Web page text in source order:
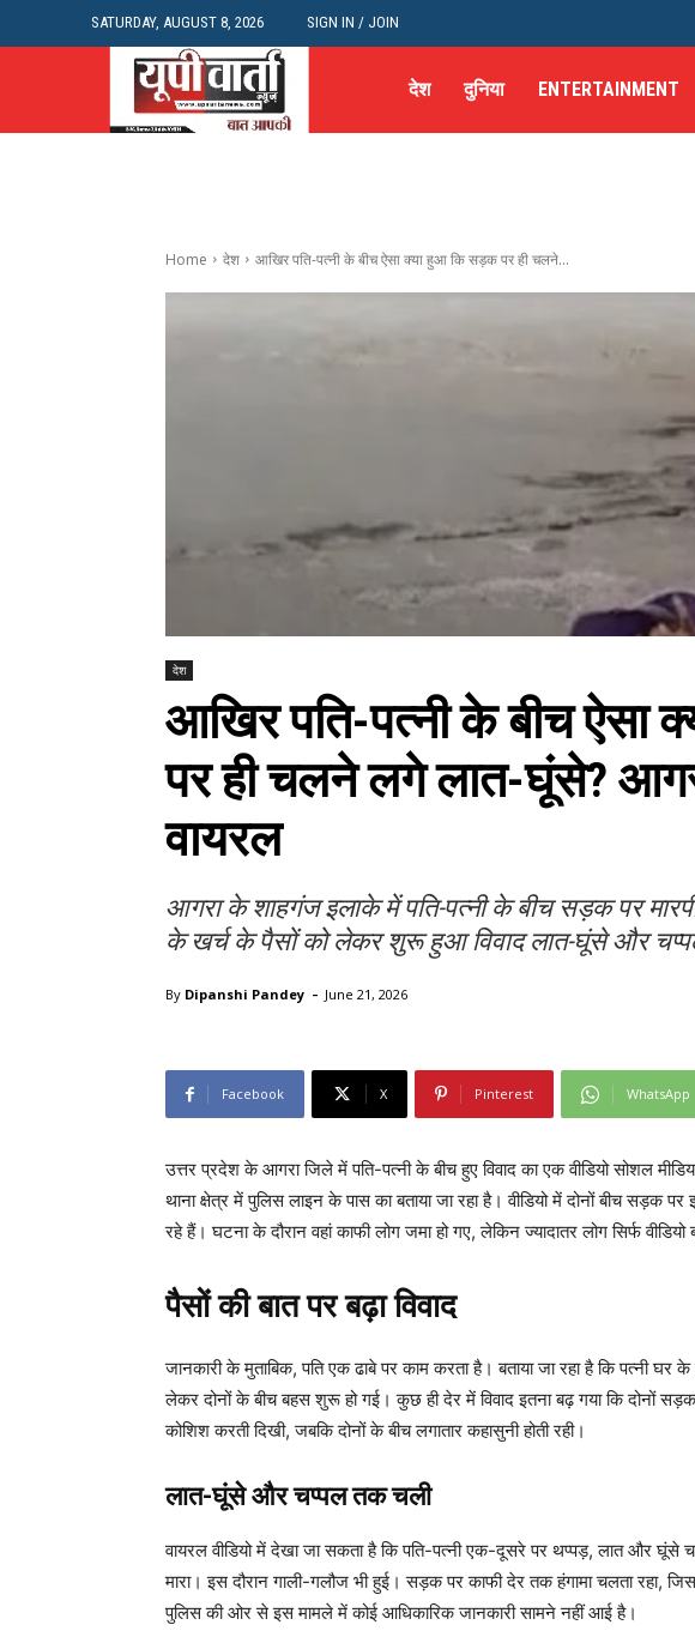
SATURDAY, AUGUST 8, 2026 SIGN IN / JOIN
देश दुनिया ENTERTAINMENT
Home देश आखिर पति-पत्नी के बीच ऐसा क्या हुआ कि सड़क पर ही चलने...
देश
आखिर पति-पत्नी के बीच ऐसा
पर ही चलने लगे लात-घूंसे?
वायरल
आगरा के शाहगंज इलाके में पति-पत्नी के बीच सड़क पर
के खर्च के पैसों को लेकर शुरू हुआ विवाद लात-घूंसे और
By Dipanshi Pandey - June 21, 2026
Facebook X Pinterest WhatsApp
उत्तर प्रदेश के आगरा जिले में पति-पत्नी के बीच हुए विवाद का एक वीडियो सोशल
थाना क्षेत्र में पुलिस लाइन के पास का बताया जा रहा है। वीडियो में दोनों बीच
रहे हैं। घटना के दौरान वहां काफी लोग जमा हो गए, लेकिन ज्यादातर लोग सिर्फ वीडियो
पैसों की बात पर बढ़ा विवाद
जानकारी के मुताबिक, पति एक ढाबे पर काम करता है। बताया जा रहा है कि पत्नी
लेकर दोनों के बीच बहस शुरू हो गई। कुछ ही देर में विवाद इतना बढ़ गया कि दोनों
कोशिश करती दिखी, जबकि दोनों के बीच लगातार कहासुनी होती रही।
लात-घूंसे और चप्पल तक चली
वायरल वीडियो में देखा जा सकता है कि पति-पत्नी एक-दूसरे पर थप्पड़, लात और घूंसे
मारा। इस दौरान गाली-गलौज भी हुई। सड़क पर काफी देर तक हंगामा चलता रहा,
पुलिस की ओर से इस मामले में कोई आधिकारिक जानकारी सामने नहीं आई है।